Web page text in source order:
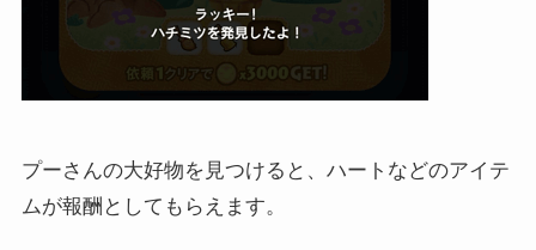
プーさんの大好物を見つけると、ハートなどのアイテ
ムが報酬としてもらえます。